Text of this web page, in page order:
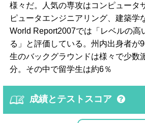
様々だ。人気の専攻はコンピュータ
ピュータエンジニアリング、建築学
World Report2007では「レベルの高
る」と評価している。州内出身者が
生のバックグラウンドは様々で少数
分。その中で留学生は約6％
成績とテストスコア